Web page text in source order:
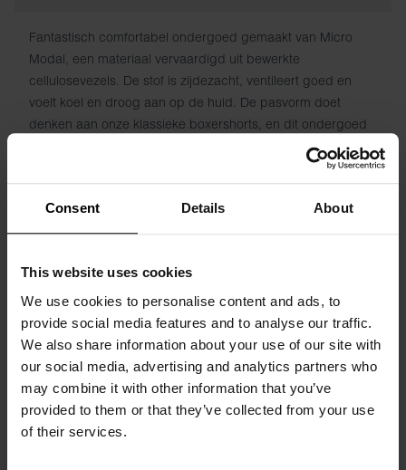
Consent Details About
This website uses cookies
We use cookies to personalise content and ads, to
provide social media features and to analyse our traffic.
We also share information about your use of our site with
our social media, advertising and analytics partners who
may combine it with other information that you’ve
provided to them or that they’ve collected from your use
of their services.
Fantastisch comfortabel ondergoed gemaakt van Micro
Modal, een materiaal vervaardigd uit bewerkte
cellulosevezels. De stof is zijdezacht, ventileert goed en
voelt koel en droog aan op de huid. De pasvorm doet
denken aan onze klassieke boxershorts, en dit ondergoed
bevat ook elastaan ​​voor extra flexibiliteit. Het heeft een
ruime, verstevigde cup zonder gulp en dubbele stoflagen.
Discreet logo en, zoals bij al onze kledingstukken, bedrukte
wasvoorschriften in plaats van schuurplekken. Misschien
wel het meest comfortabele ondergoed dat we ooit hebben
Materiaal: 95% modal, 5% elastaan
Het model op de foto is 185 cm lang en draagt ​​maat M.
Specificatie